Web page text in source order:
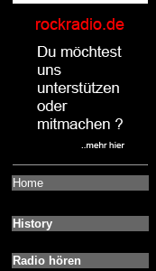
Home
History
Radio hören